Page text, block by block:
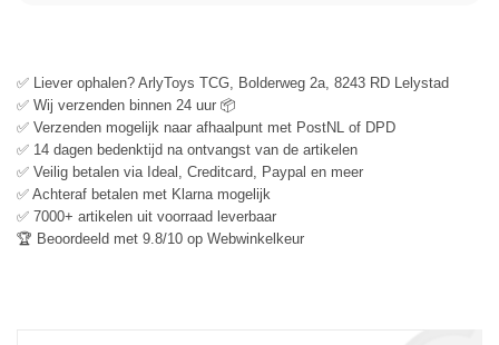
✅ Liever ophalen? ArlyToys TCG, Bolderweg 2a, 8243 RD Lelystad
✅ Wij verzenden binnen 24 uur 📦
✅ Verzenden mogelijk naar afhaalpunt met PostNL of DPD
✅ 14 dagen bedenktijd na ontvangst van de artikelen
✅ Veilig betalen via Ideal, Creditcard, Paypal en meer
✅ Achteraf betalen met Klarna mogelijk
✅ 7000+ artikelen uit voorraad leverbaar
🏆 Beoordeeld met 9.8/10 op Webwinkelkeur